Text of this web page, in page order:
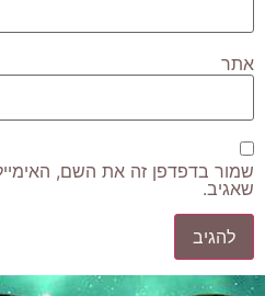
אתר
שמור בדפדפן זה את השם,
שאגיב.